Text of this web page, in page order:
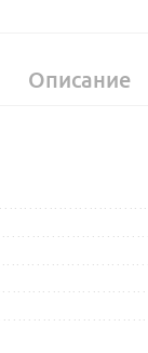
Описание